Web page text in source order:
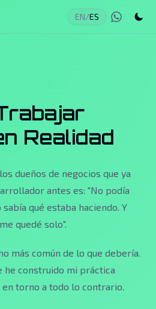
EN/ES
Realidad
dueños de negocios que ya
antes es: "No podía
qué estaba haciendo. Y
quedé solo".
más común de lo que debería.
he construido mi práctica
torno a todo lo contrario.